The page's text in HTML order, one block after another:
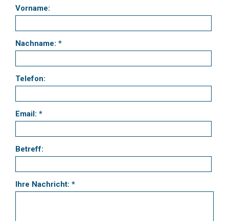
Vorname:
Nachname: *
Telefon:
Email: *
Betreff:
Ihre Nachricht: *